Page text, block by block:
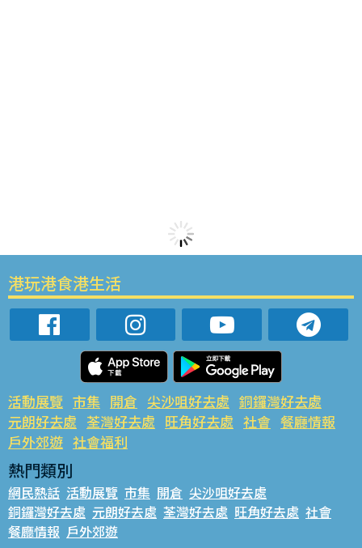
港玩港食港生活
活動展覽 市集 開倉 尖沙咀好去處 銅鑼灣好去處
元朗好去處 荃灣好去處 旺角好去處 社會 餐廳情報
戶外郊遊 社會福利
熱門類別
網民熱話 活動展覽 市集 開倉 尖沙咀好去處
銅鑼灣好去處 元朗好去處 荃灣好去處 旺角好去處 社會
餐廳情報 戶外郊遊